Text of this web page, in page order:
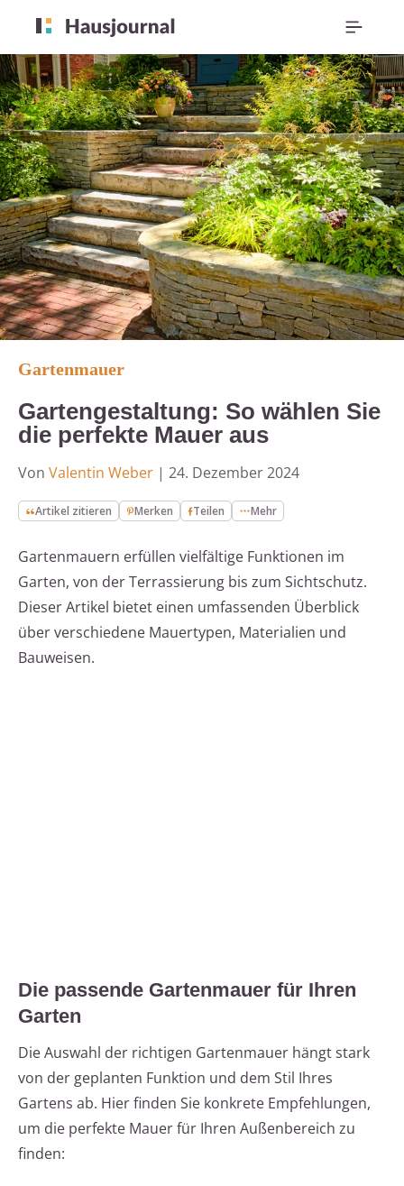
Gartenmauer
Gartengestaltung: So wählen Sie
die perfekte Mauer aus
Von Valentin Weber | 24. Dezember 2024
Artikel zitieren Merken Teilen Mehr
Gartenmauern erfüllen vielfältige Funktionen im
Garten, von der Terrassierung bis zum Sichtschutz.
Dieser Artikel bietet einen umfassenden Überblick
über verschiedene Mauertypen, Materialien und
Bauweisen.
Die passende Gartenmauer für Ihren
Garten
Die Auswahl der richtigen Gartenmauer hängt stark
von der geplanten Funktion und dem Stil Ihres
Gartens ab. Hier finden Sie konkrete Empfehlungen,
um die perfekte Mauer für Ihren Außenbereich zu
finden: